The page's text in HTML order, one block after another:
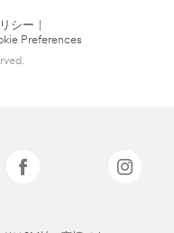
シー
Preferences